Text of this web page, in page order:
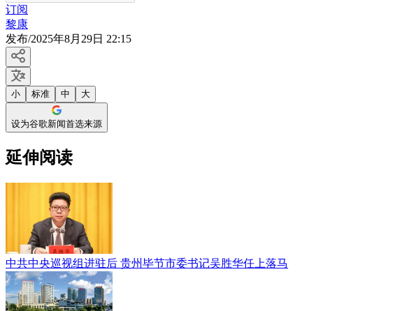
订阅
黎康
发布/2025年8月29日 22:15
小 标准 中 大
设为谷歌新闻首选来源
延伸阅读
中共中央巡视组进驻后 贵州毕节市委书记吴胜华任上落马